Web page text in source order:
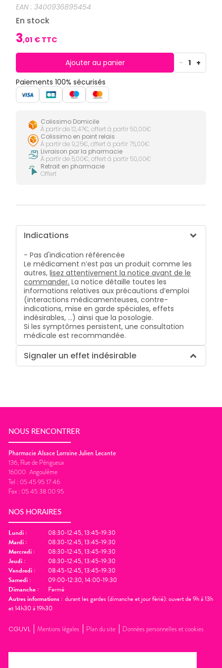
grasses
Sprays
Bains de
Hygiène
dentaire
EAN :3400936895454
En stock
3,01 € TTC
Ajouter au panier - 1 +
Paiements 100% sécurisés
Colissimo Domicile
À partir de 12,47€, offert à partir 50,00€
Colissimo en point relais
À partir de 9,25€, offert à partir 75,00€
Livraison par la pharmacie
À partir de 5,00€, offert à partir 50,00€
Retrait en pharmacie
Offert
Indications
- Pas d'indication référencée
Le médicament n’est pas un produit comme les
autres, lisez attentivement la notice avant de le
commander. La notice détaille toutes les
informations relatives aux précautions d’emploi
(interactions médicamenteuses, contre-
indications, mise en garde spéciales, effets
indésirables, …) ainsi que la posologie.
Si les symptômes persistent, une consultation
médicale est recommandée.
Signaler un effet indésirable
NOUS RENCONTRER
Pharmacie Alsace Lorraine Julien Lecante
136, Rue de Périgueux
16000 Angoulême
Tel : 05 45 95 17 46
Fax : 05 45 38 00 95
NOS HORAIRES
Lundi :
08:30-12:45, 13:45-19:30
Mardi :
08:30-12:45, 13:45-19:30
Mercredi :
08:30-12:45, 13:45-19:30
Jeudi :
08:30-12:45, 13:45-19:30
Vendredi :
08:45-12:45, 13:45-19:30
Samedi :
09:00-12:30, 14:00-19:30
Dimanche :
Fermé
Autres informations : durant les gardes (dimanche et jour férié): ouvert de 9h à 13h
et 14h30 à 19h30
CGUVL Mentions légales Plan du site Données personnelles et cookies